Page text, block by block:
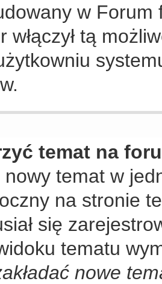
w Forum
włączył tą
temat na
temat w
na stronie
się
tematu
nowe